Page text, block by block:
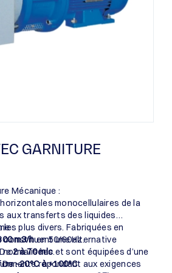
GARNITURE
Mécanique :
monocellulaires de la
aux transferts des liquides
plus divers. Fabriquées en
constituent une alternative
et sont équipées d’une
répondant aux exigences
:
m3/hen 50/60Hz.
2 à 70 mlc.
De-20°C à +100°C.
: